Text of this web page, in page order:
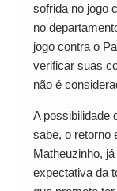
sofrida no jogo
no
jogo contra o
verificar suas
não é
A possibilidade
sabe, o retorno
Matheuzinho,
expectativa da